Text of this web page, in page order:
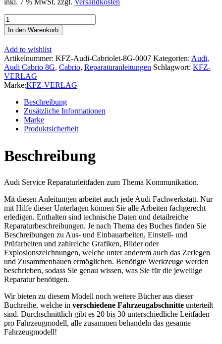
inkl. 7 % MwSt. zzgl. Versandkosten
Audi
Cabriolet
1991-
2000
Radio
Navigation
Kommunikation
Reparaturanleitung
Menge
In den Warenkorb
Add to wishlist
Artikelnummer: KFZ-Audi-Cabriolet-8G-0007 Kategorien: Audi,
Audi Cabrio 8G, Cabrio, Reparaturanleitungen Schlagwort: KFZ-
VERLAG
Marke:KFZ-VERLAG
Beschreibung
Zusätzliche Informationen
Marke
Produktsicherheit
Beschreibung
Audi Service Reparaturleitfaden zum Thema Kommunikation.
Mit diesen Anleitungen arbeitet auch jede Audi Fachwerkstatt. Nur
mit Hilfe dieser Unterlagen können Sie alle Arbeiten fachgerecht
erledigen. Enthalten sind technische Daten und detailreiche
Reparaturbeschreibungen. Je nach Thema des Buches finden Sie
Beschreibungen zu Aus- und Einbauarbeiten, Einstell- und
Prüfarbeiten und zahlreiche Grafiken, Bilder oder
Explosionszeichnungen, welche unter anderem auch das Zerlegen
und Zusammenbauen ermöglichen. Benötigte Werkzeuge werden
beschrieben, sodass Sie genau wissen, was Sie für die jeweilige
Reparatur benötigen.
Wir bieten zu diesem Modell noch weitere Bücher aus dieser
Buchreihe, welche in verschiedene Fahrzeugabschnitte unterteilt
sind. Durchschnittlich gibt es 20 bis 30 unterschiedliche Leitfäden
pro Fahrzeugmodell, alle zusammen behandeln das gesamte
Fahrzeugmodell!